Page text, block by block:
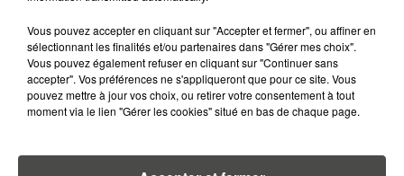
RECEVEZ LES ALERTES INFOS DE LA RÉDACTION
EN TÉLÉCHARGEANT L'APPLICATION MOBILE
RCA
RCA
Vous pouvez accepter en cliquant sur "Accepter et fermer", ou affiner en
sélectionnant les finalités et/ou partenaires dans "Gérer mes choix".
Vous pouvez également refuser en cliquant sur "Continuer sans
accepter". Vos préférences ne s'appliqueront que pour ce site. Vous
pouvez mettre à jour vos choix, ou retirer votre consentement à tout
moment via le lien "Gérer les cookies" situé en bas de chaque page.